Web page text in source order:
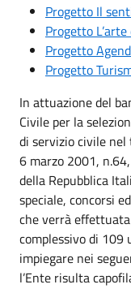
Progetto Il
Progetto L’arte
Progetto
Progetto
In attuazione del
Civile per la
di servizio civile
6 marzo 2001,
della Repubblica
speciale, concorsi
che verrà
complessivo di
impiegare nei
l’Ente risulta